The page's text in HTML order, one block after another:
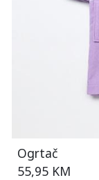
Ogrtač
55,95 KM